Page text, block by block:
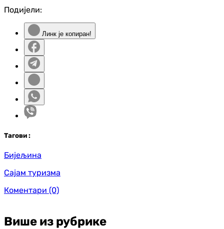
Подијели:
Линк је копиран!
Тагови :
Бијељина
Сајам туризма
Коментари (0)
Више из рубрике